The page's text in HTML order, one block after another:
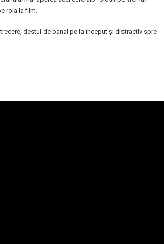
rola la film.
destul de banal pe la început și distractiv spre